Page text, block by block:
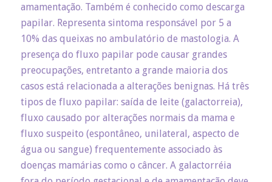
amamentação. Também é conhecido como descarga
papilar. Representa sintoma responsável por 5 a
10% das queixas no ambulatório de mastologia. A
presença do fluxo papilar pode causar grandes
preocupações, entretanto a grande maioria dos
casos está relacionada a alterações benignas. Há três
tipos de fluxo papilar: saída de leite (galactorreia),
fluxo causado por alterações normais da mama e
fluxo suspeito (espontâneo, unilateral, aspecto de
água ou sangue) frequentemente associado às
doenças mamárias como o câncer. A galactorréia